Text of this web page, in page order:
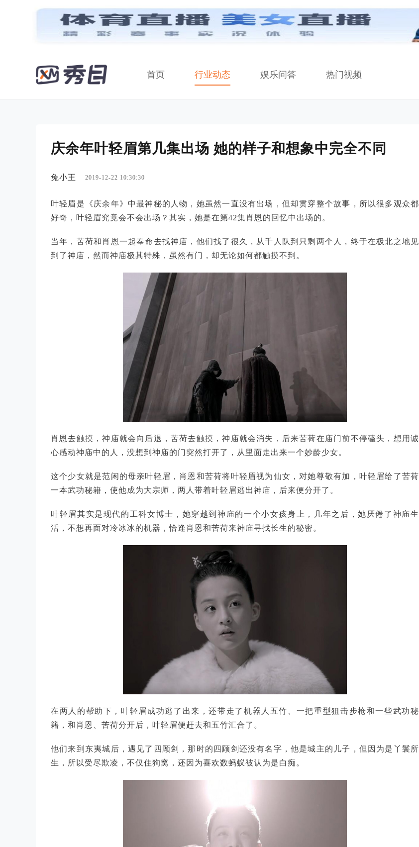
首页 行业动态 娱乐问答 热门视频
庆余年叶轻眉第几集出场 她的样子和想象中完全不同
兔小王 2019-12-22 10:30:30
叶轻眉是《庆余年》中最神秘的人物，她虽然一直没有出场，但却贯穿整个故事，所以很多观众都
好奇，叶轻眉究竟会不会出场？其实，她是在第42集肖恩的回忆中出场的。
当年，苦荷和肖恩一起奉命去找神庙，他们找了很久，从千人队到只剩两个人，终于在极北之地见
到了神庙，然而神庙极其特殊，虽然有门，却无论如何都触摸不到。
肖恩去触摸，神庙就会向后退，苦荷去触摸，神庙就会消失，后来苦荷在庙门前不停磕头，想用诚
心感动神庙中的人，没想到神庙的门突然打开了，从里面走出来一个妙龄少女。
这个少女就是范闲的母亲叶轻眉，肖恩和苦荷将叶轻眉视为仙女，对她尊敬有加，叶轻眉给了苦荷
一本武功秘籍，使他成为大宗师，两人带着叶轻眉逃出神庙，后来便分开了。
叶轻眉其实是现代的工科女博士，她穿越到神庙的一个小女孩身上，几年之后，她厌倦了神庙生
活，不想再面对冷冰冰的机器，恰逢肖恩和苦荷来神庙寻找长生的秘密。
在两人的帮助下，叶轻眉成功逃了出来，还带走了机器人五竹、一把重型狙击步枪和一些武功秘
籍，和肖恩、苦荷分开后，叶轻眉便赶去和五竹汇合了。
他们来到东夷城后，遇见了四顾剑，那时的四顾剑还没有名字，他是城主的儿子，但因为是丫鬟所
生，所以受尽欺凌，不仅住狗窝，还因为喜欢数蚂蚁被认为是白痴。